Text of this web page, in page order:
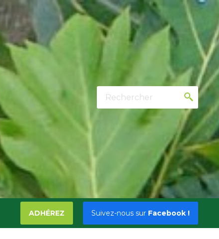
Rechercher
Suivez-nous sur Facebook !
ADHÉREZ